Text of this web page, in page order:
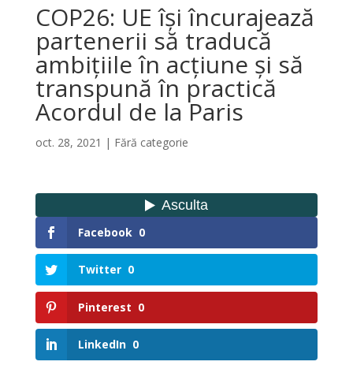
COP26: UE își încurajează
partenerii să traducă
ambițiile în acțiune și să
transpună în practică
Acordul de la Paris
oct. 28, 2021 | Fără categorie
Facebook 0
Twitter 0
Pinterest 0
LinkedIn 0